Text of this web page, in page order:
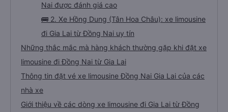
Nai được đánh giá cao
🚌 2. Xe Hồng Dung (Tân Hoa Châu): xe limousine
đi Gia Lai từ Đồng Nai uy tín
Những thắc mắc mà hàng khách thường gặp khi đặt xe
limousine đi Đồng Nai từ Gia Lai
Thông tin đặt vé xe limousine Đồng Nai Gia Lai của các
nhà xe
Giới thiệu về các dòng xe limousine đi Gia Lai từ Đồng